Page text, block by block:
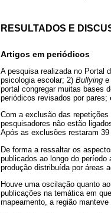
RESULTADOS E
Artigos em periódicos
A pesquisa realizada no Portal
psicologia escolar; 2) Bullying e
portal congregar muitas bases
periódicos revisados por
Com a exclusão das
pesquisadores não estão
Após as exclusões restaram
De forma a ressaltar os
publicados ao longo do
produção distribuída por áreas
Houve uma oscilação quanto
publicações na temática em
mapeamento, a região